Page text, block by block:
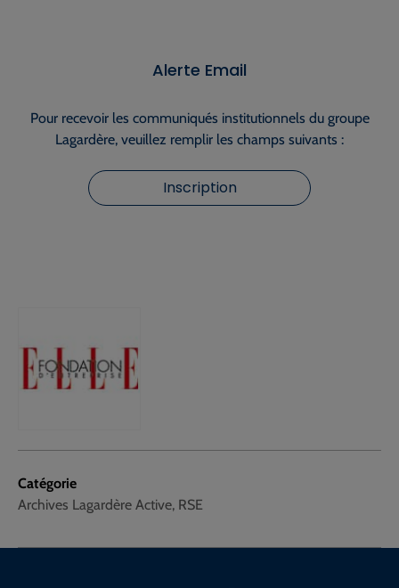
Catégorie
Archives Lagardère Active, RSE
Alerte Email
Pour recevoir les communiqués institutionnels du groupe
Lagardère, veuillez remplir les champs suivants :
Inscription